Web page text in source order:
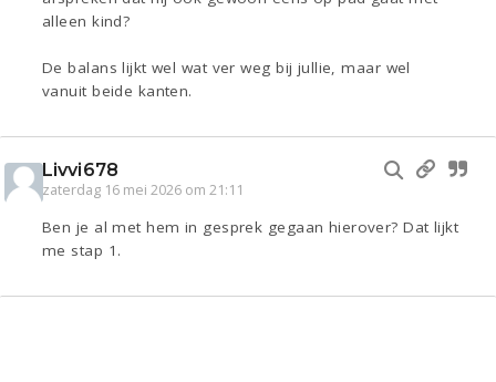
alleen kind?
De balans lijkt wel wat ver weg bij jullie, maar wel
vanuit beide kanten.
Livvi678
zaterdag 16 mei 2026 om 21:11
Ben je al met hem in gesprek gegaan hierover? Dat lijkt
me stap 1.